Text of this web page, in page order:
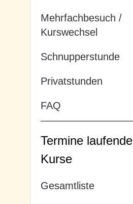
Mehrfachbesuch /
Kurswechsel
Schnupperstunde
Privatstunden
FAQ
Termine laufende
Kurse
Gesamtliste